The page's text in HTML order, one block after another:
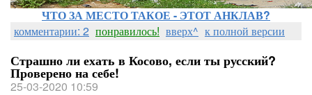
ЧТО ЗА МЕСТО ТАКОЕ - ЭТОТ АНКЛАВ?
комментарии: 2 понравилось! вверх^ к полной версии
Страшно ли ехать в Косово, если ты русский?
Проверено на себе!
25-03-2020 10:59